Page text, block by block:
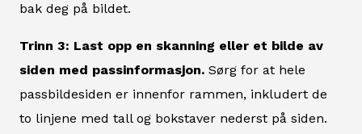
bak deg på bildet.
Trinn 3: Last opp en skanning eller et bilde av
siden med passinformasjon. Sørg for at hele
passbildesiden er innenfor rammen, inkludert de
to linjene med tall og bokstaver nederst på siden.